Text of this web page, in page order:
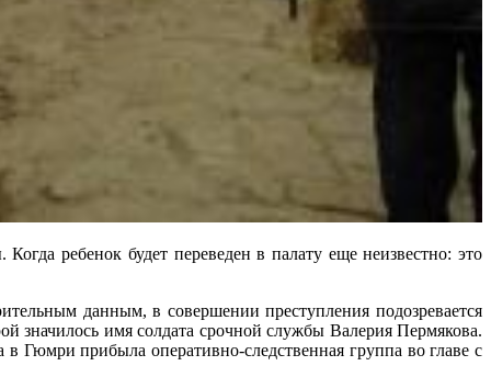
ребенок будет переведен в палату еще неизвестно: это
данным, в совершении преступления подозревается
значилось имя солдата срочной службы Валерия Пермякова.
Гюмри прибыла оперативно-следственная группа во главе с